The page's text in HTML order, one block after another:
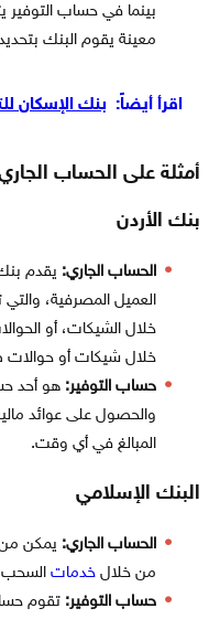
بينما في حساب التوفير
معينة يقوم البنك
اقرأ أيضاً: بنك الإسكان
أمثلة على الحساب
بنك الأردن
الحساب الجاري: يقدم
العميل المصرفية، والتي
خلال الشيكات، أو
خلال شيكات أو حوالات
حساب التوفير: هو أحد
والحصول على عوائد
المبالغ في أي وقت.
البنك الإسلامي
الحساب الجاري: يمكن من
من خلال خدماتالسحب
حساب التوفير: تقوم